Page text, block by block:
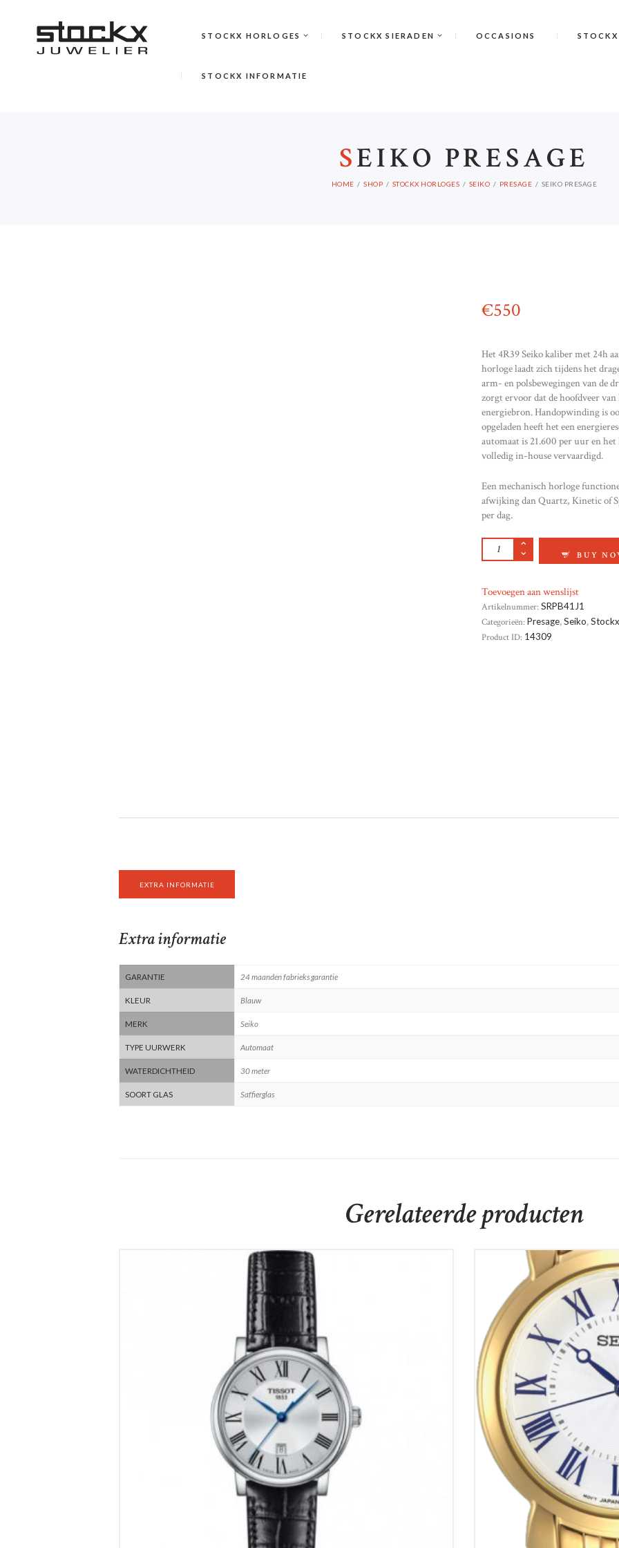
STOCKX HORLOGES STOCKX SIERADEN OCCASIONS STOCKX
STOCKX INFORMATIE
SEIKO PRESAGE
HOME SHOP STOCKX HORLOGES SEIKO PRESAGE SEIKO PRESAGE
€550
Het 4R39 Seiko kaliber met 24h
horloge laadt zich tijdens het
arm- en polsbewegingen van de
zorgt ervoor dat de hoofdveer
energiebron. Handopwinding is
opgeladen heeft het een
automaat is 21.600 per uur en
volledig in-house vervaardigd.
Een mechanisch horloge
afwijking dan Quartz, Kinetic of
per dag.
SEIKO PRESAGE
BUY
Toevoegen aan wenslijst
Artikelnummer: SRPB41J1
Categorieën: Presage,Seiko,
Product ID: 14309
EXTRA INFORMATIE
Extra informatie
GARANTIE 24 maanden fabrieks garantie
KLEUR Blauw
MERK Seiko
TYPE UURWERK Automaat
WATERDICHTHEID 30 meter
SOORT GLAS Saffierglas
Gerelateerde producten
TISSOT CARSON PREMIUM LADY